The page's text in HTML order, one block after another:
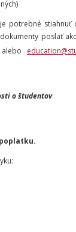
je potrebné stiahnuť
poslať
alebo
o študentov